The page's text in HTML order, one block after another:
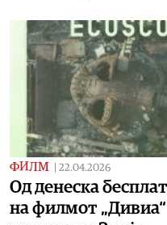
ФИЛМ 22.04.2026
Од денеска
на филмот